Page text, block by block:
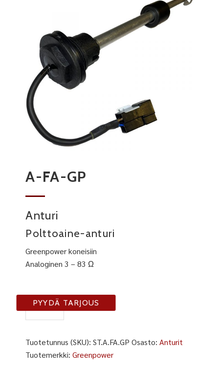
A-FA-GP
Anturi
Polttoaine-anturi
Greenpower koneisiin
Analoginen 3 – 83 Ω
FA-
määrä
PYYDÄ TARJOUS
Tuotetunnus (SKU):ST.A.FA.GP Osasto:Anturit
Tuotemerkki:Greenpower